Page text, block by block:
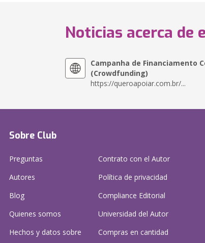
Noticias acerca de
Campanha de Financiamento
(Crowdfunding)
https://queroapoiar.com.br/...
Sobre Club
Preguntas
Autores
Blog
Quienes somos
Hechos y datos sobre
Contrato con el Autor
Política de privacidad
Compliance Editorial
Universidad del Autor
Compras en cantidad